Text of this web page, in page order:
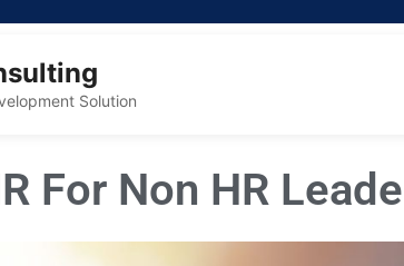
Solution
For Non HR